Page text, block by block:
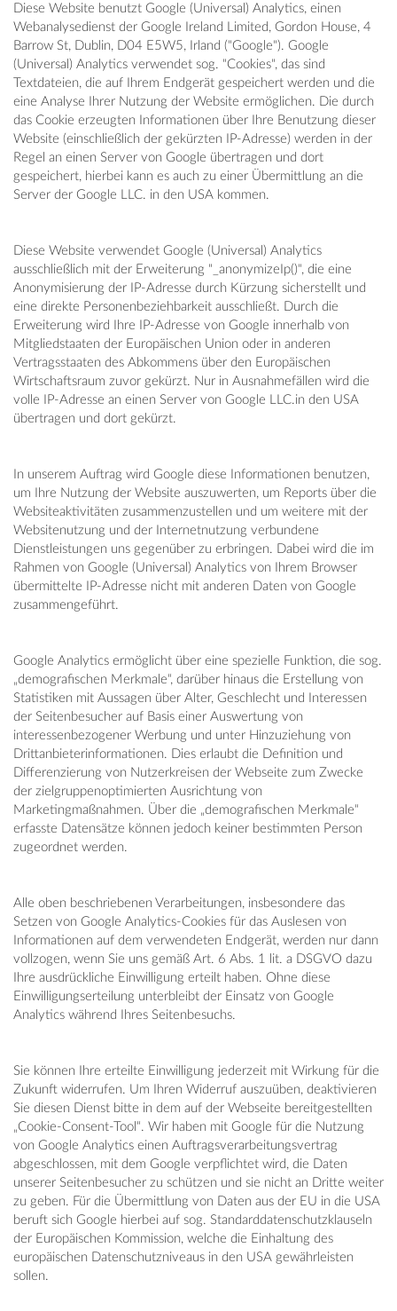
Diese Website benutzt Google (Universal) Analytics, einen
Webanalysedienst der Google Ireland Limited, Gordon House, 4
Barrow St, Dublin, D04 E5W5, Irland ("Google"). Google
(Universal) Analytics verwendet sog. "Cookies", das sind
Textdateien, die auf Ihrem Endgerät gespeichert werden und die
eine Analyse Ihrer Nutzung der Website ermöglichen. Die durch
das Cookie erzeugten Informationen über Ihre Benutzung dieser
Website (einschließlich der gekürzten IP-Adresse) werden in der
Regel an einen Server von Google übertragen und dort
gespeichert, hierbei kann es auch zu einer Übermittlung an die
Server der Google LLC. in den USA kommen.
Diese Website verwendet Google (Universal) Analytics
ausschließlich mit der Erweiterung "_anonymizeIp()", die eine
Anonymisierung der IP-Adresse durch Kürzung sicherstellt und
eine direkte Personenbeziehbarkeit ausschließt. Durch die
Erweiterung wird Ihre IP-Adresse von Google innerhalb von
Mitgliedstaaten der Europäischen Union oder in anderen
Vertragsstaaten des Abkommens über den Europäischen
Wirtschaftsraum zuvor gekürzt. Nur in Ausnahmefällen wird die
volle IP-Adresse an einen Server von Google LLC.in den USA
übertragen und dort gekürzt.
In unserem Auftrag wird Google diese Informationen benutzen,
um Ihre Nutzung der Website auszuwerten, um Reports über die
Websiteaktivitäten zusammenzustellen und um weitere mit der
Websitenutzung und der Internetnutzung verbundene
Dienstleistungen uns gegenüber zu erbringen. Dabei wird die im
Rahmen von Google (Universal) Analytics von Ihrem Browser
übermittelte IP-Adresse nicht mit anderen Daten von Google
zusammengeführt.
Google Analytics ermöglicht über eine spezielle Funktion, die sog.
„demografischen Merkmale“, darüber hinaus die Erstellung von
Statistiken mit Aussagen über Alter, Geschlecht und Interessen
der Seitenbesucher auf Basis einer Auswertung von
interessenbezogener Werbung und unter Hinzuziehung von
Drittanbieterinformationen. Dies erlaubt die Definition und
Differenzierung von Nutzerkreisen der Webseite zum Zwecke
der zielgruppenoptimierten Ausrichtung von
Marketingmaßnahmen. Über die „demografischen Merkmale“
erfasste Datensätze können jedoch keiner bestimmten Person
zugeordnet werden.
Alle oben beschriebenen Verarbeitungen, insbesondere das
Setzen von Google Analytics-Cookies für das Auslesen von
Informationen auf dem verwendeten Endgerät, werden nur dann
vollzogen, wenn Sie uns gemäß Art. 6 Abs. 1 lit. a DSGVO dazu
Ihre ausdrückliche Einwilligung erteilt haben. Ohne diese
Einwilligungserteilung unterbleibt der Einsatz von Google
Analytics während Ihres Seitenbesuchs.
Sie können Ihre erteilte Einwilligung jederzeit mit Wirkung für die
Zukunft widerrufen. Um Ihren Widerruf auszuüben, deaktivieren
Sie diesen Dienst bitte in dem auf der Webseite bereitgestellten
„Cookie-Consent-Tool“. Wir haben mit Google für die Nutzung
von Google Analytics einen Auftragsverarbeitungsvertrag
abgeschlossen, mit dem Google verpflichtet wird, die Daten
unserer Seitenbesucher zu schützen und sie nicht an Dritte weiter
zu geben. Für die Übermittlung von Daten aus der EU in die USA
beruft sich Google hierbei auf sog. Standarddatenschutzklauseln
der Europäischen Kommission, welche die Einhaltung des
europäischen Datenschutzniveaus in den USA gewährleisten
sollen.